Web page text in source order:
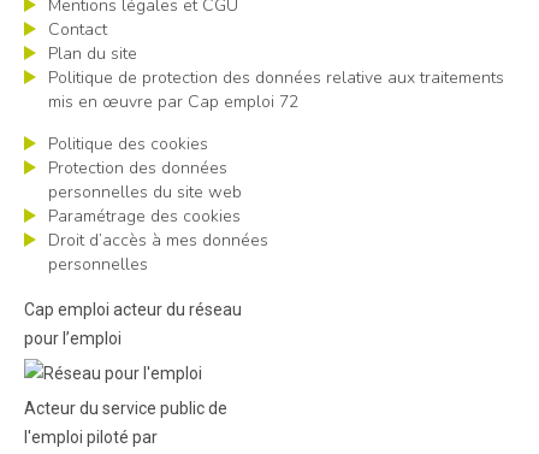
Mentions légales et CGU
Contact
Plan du site
Politique de protection des données relative aux traitements
mis en œuvre par Cap emploi 72
Politique des cookies
Protection des données
personnelles du site web
Paramétrage des cookies
Droit d’accès à mes données
personnelles
Cap emploi acteur du réseau
pour l’emploi
Acteur du service public de
l'emploi piloté par